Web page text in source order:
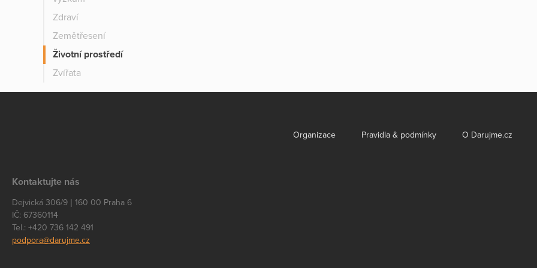
Zdraví
Zemětřesení
Životní prostředí
Zvířata
Organizace Pravidla & podmínky O Darujme.cz
Kontaktujte nás
Dejvická 306/9 | 160 00 Praha 6
IČ: 67360114
Tel.: +420 736 142 491
podpora@darujme.cz